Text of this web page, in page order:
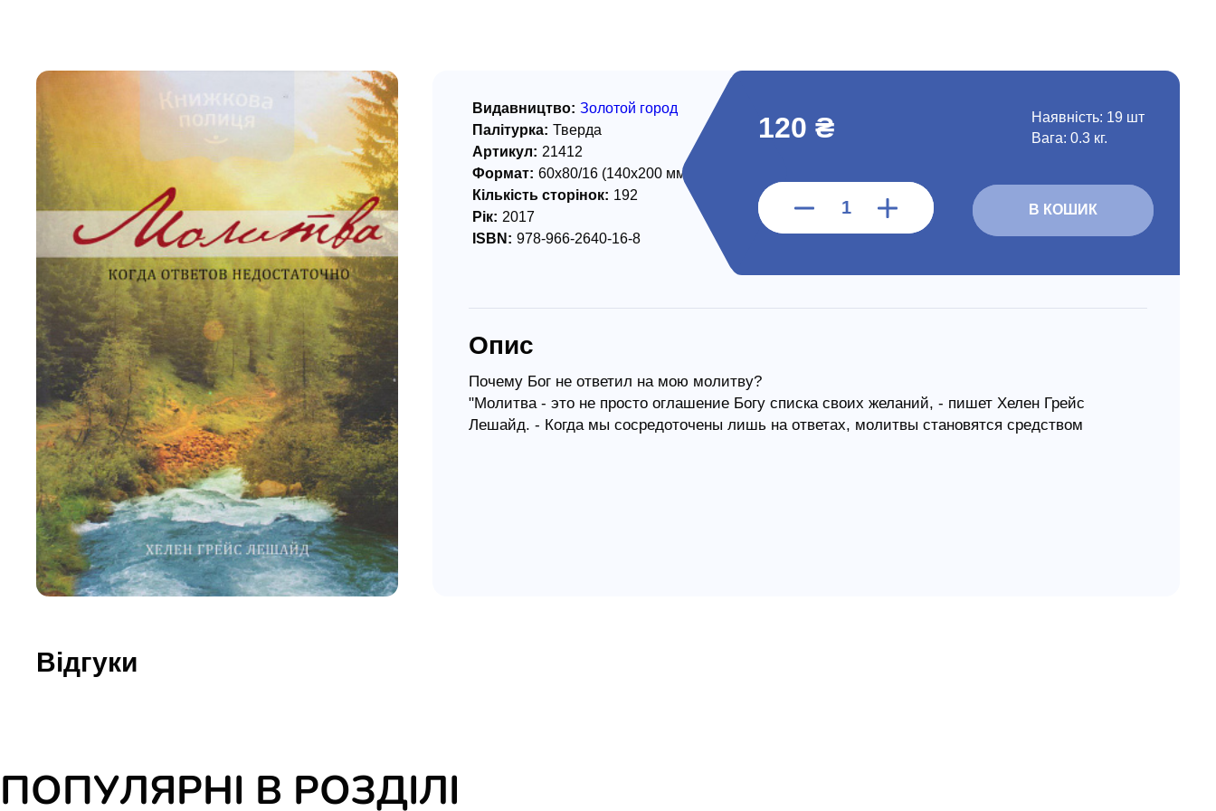
Новинки
Свіжі надходження, актуальна
література та нові автори на нашій
полиці.
Історія
Книги іноземними мовами
Лідерство
Нерелігійні видання
Церковні традиції
Служіння Церкви
Публіцистика
Богослів`я
Шлюб і сім`я
Здоров`я / Харчування
Юдаїзм
Огляд релігій
Художня література
120 ₴ Наявність: 19 шт
Вага: 0.3 кг.
В КОШИК
Видавництво: Золотой город
Палітурка: Тверда
Артикул: 21412
Формат: 60х80/16 (140х200 мм)
Кількість сторінок: 192
Рік: 2017
ISBN: 978-966-2640-16-8
Опис
Почему Бог не ответил на мою молитву?
"Молитва - это не просто оглашение Богу списка своих желаний, - пишет Хелен Грейс
Лешайд. - Когда мы сосредоточены лишь на ответах, молитвы становятся средством
Відгуки
ПОПУЛЯРНІ В РОЗДІЛІ